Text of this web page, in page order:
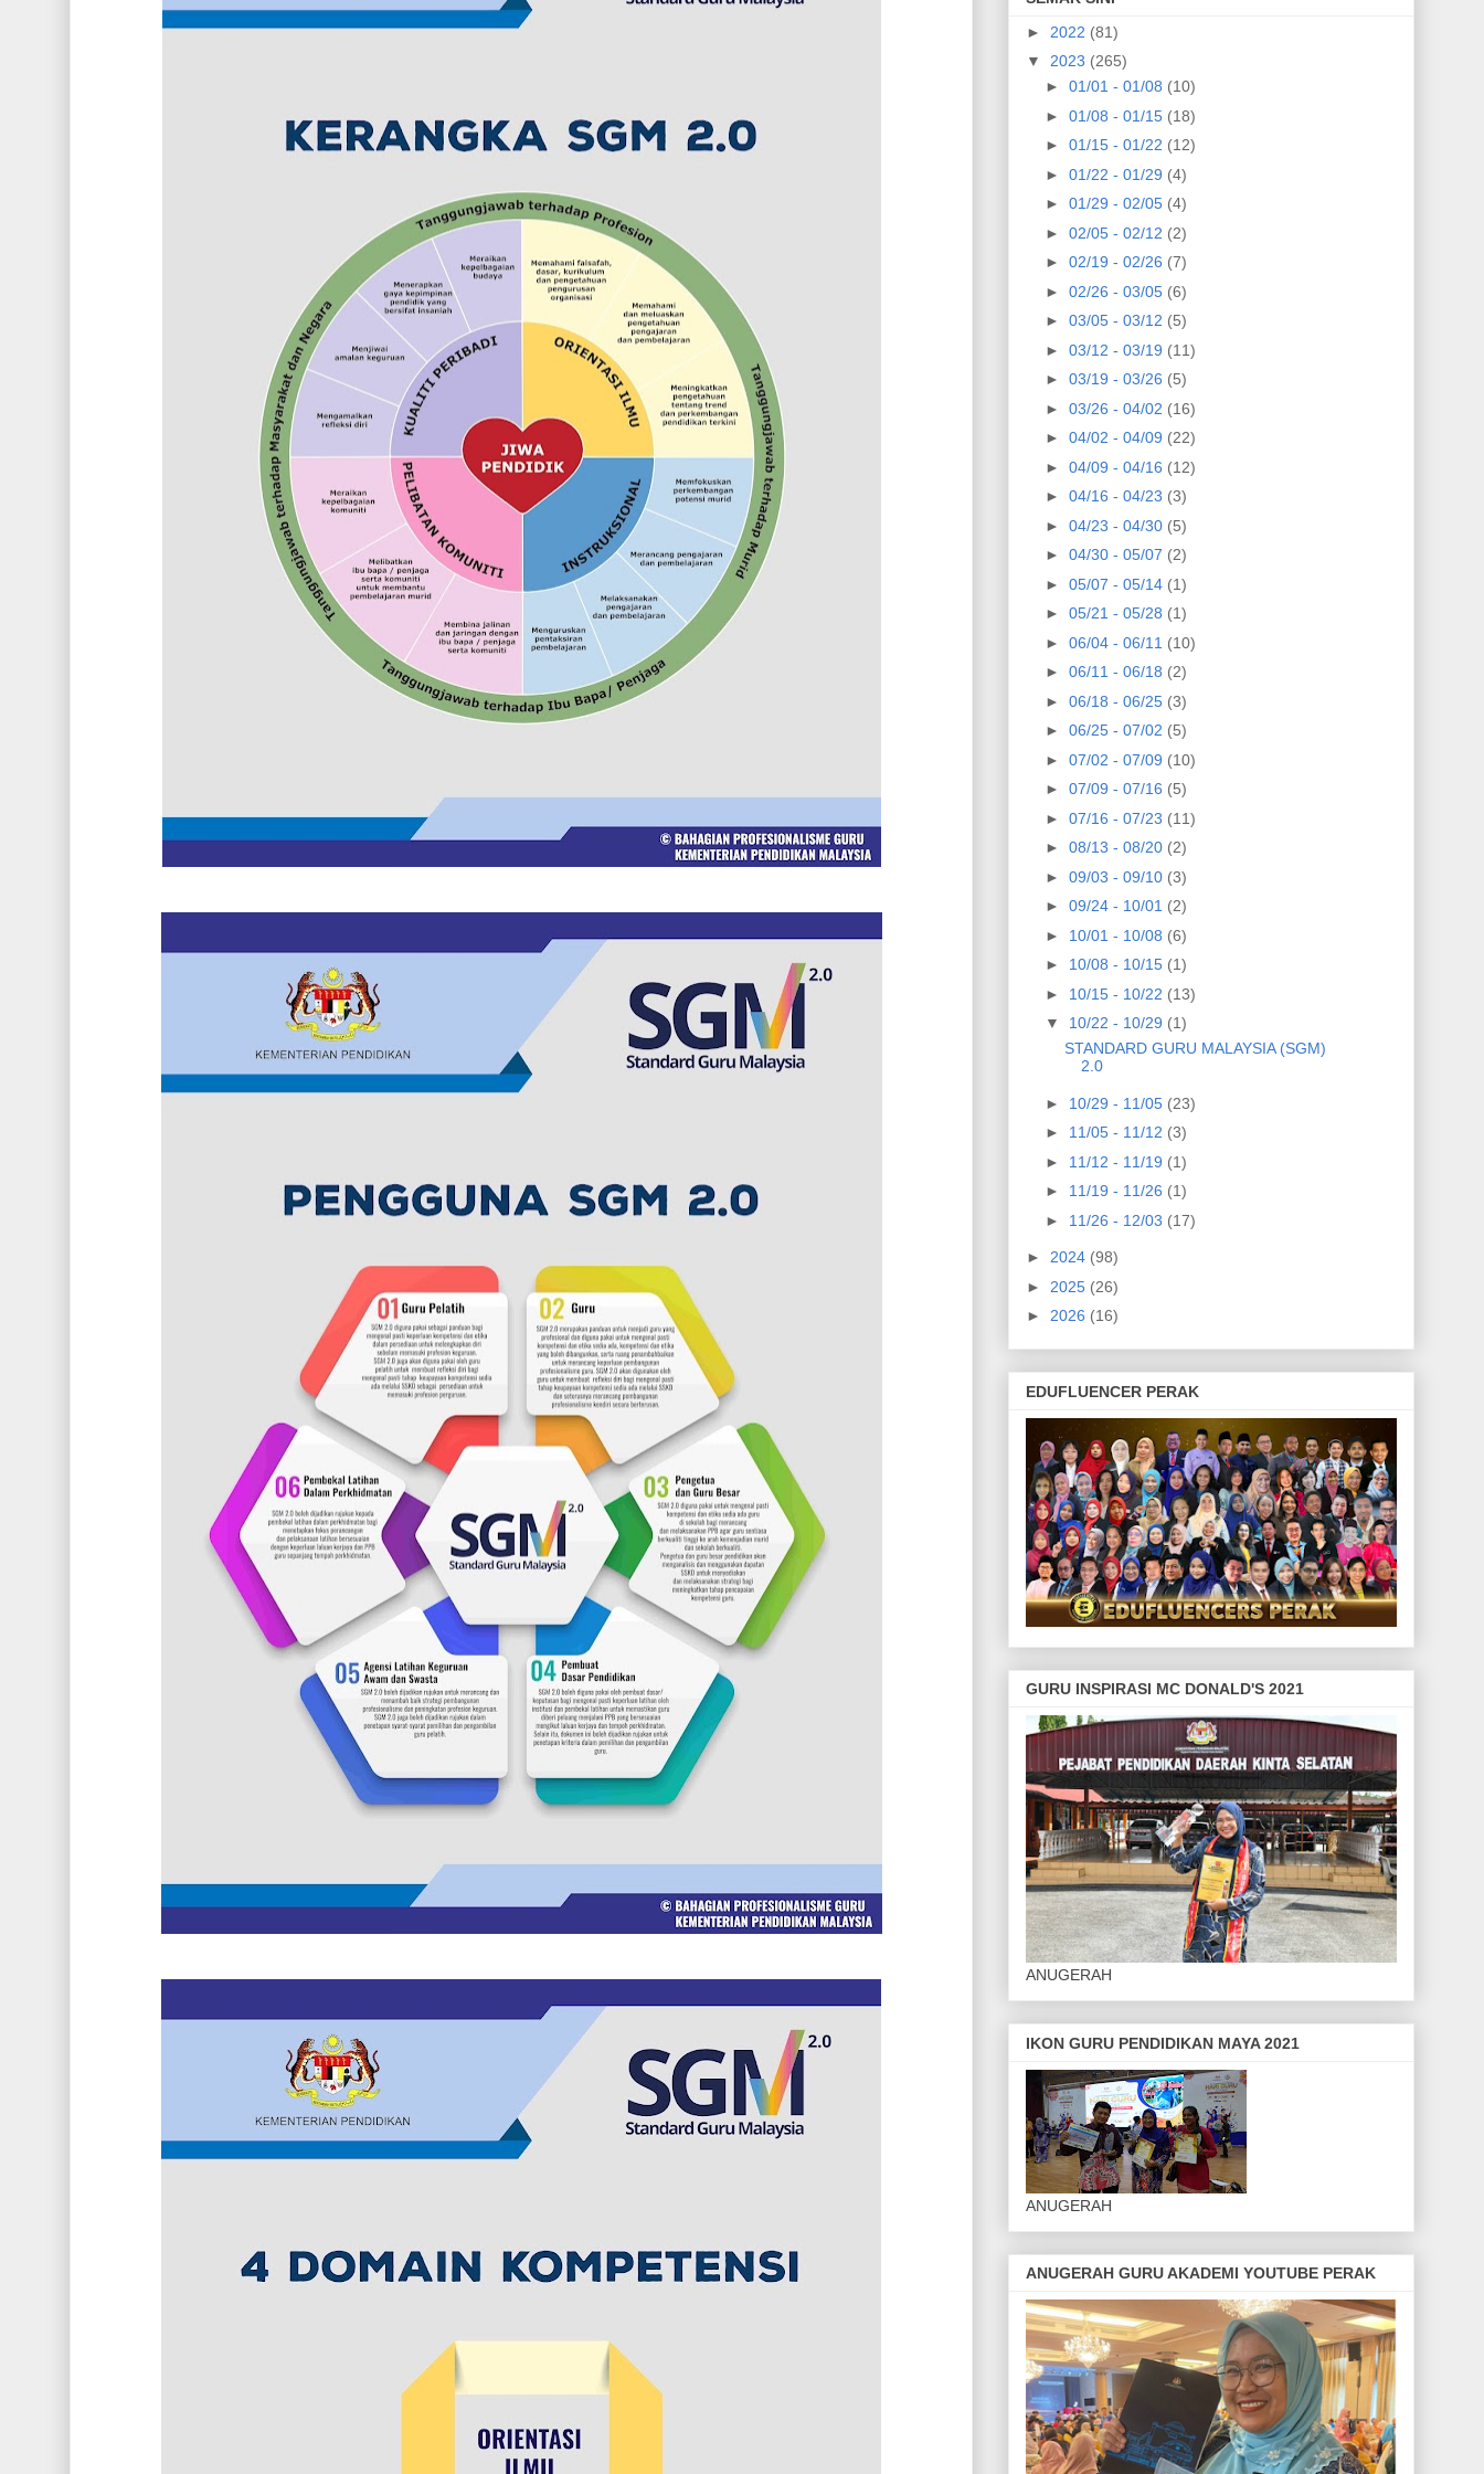
► 2022 (81)
▼ 2023 (265)
► 01/01 - 01/08 (10)
► 01/08 - 01/15 (18)
► 01/15 - 01/22 (12)
► 01/22 - 01/29 (4)
► 01/29 - 02/05 (4)
► 02/05 - 02/12 (2)
► 02/19 - 02/26 (7)
► 02/26 - 03/05 (6)
► 03/05 - 03/12 (5)
► 03/12 - 03/19 (11)
► 03/19 - 03/26 (5)
► 03/26 - 04/02 (16)
► 04/02 - 04/09 (22)
► 04/09 - 04/16 (12)
► 04/16 - 04/23 (3)
► 04/23 - 04/30 (5)
► 04/30 - 05/07 (2)
► 05/07 - 05/14 (1)
► 05/21 - 05/28 (1)
► 06/04 - 06/11 (10)
► 06/11 - 06/18 (2)
► 06/18 - 06/25 (3)
► 06/25 - 07/02 (5)
► 07/02 - 07/09 (10)
► 07/09 - 07/16 (5)
► 07/16 - 07/23 (11)
► 08/13 - 08/20 (2)
► 09/03 - 09/10 (3)
► 09/24 - 10/01 (2)
► 10/01 - 10/08 (6)
► 10/08 - 10/15 (1)
► 10/15 - 10/22 (13)
▼ 10/22 - 10/29 (1)
STANDARD GURU MALAYSIA (SGM)
2.0
► 10/29 - 11/05 (23)
► 11/05 - 11/12 (3)
► 11/12 - 11/19 (1)
► 11/19 - 11/26 (1)
► 11/26 - 12/03 (17)
► 2024 (98)
► 2025 (26)
► 2026 (16)
EDUFLUENCER PERAK
GURU INSPIRASI MC DONALD'S 2021
ANUGERAH
IKON GURU PENDIDIKAN MAYA 2021
ANUGERAH
ANUGERAH GURU AKADEMI YOUTUBE PERAK